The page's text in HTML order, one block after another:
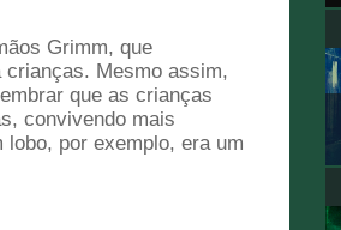
Grimm, que
crianças. Mesmo assim,
que as crianças
convivendo mais
por exemplo, era um